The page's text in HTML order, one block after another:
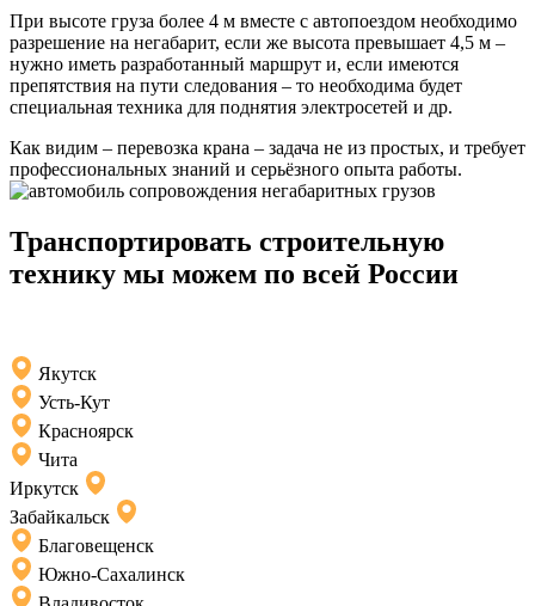
При высоте груза более 4 м вместе с автопоездом необходимо
разрешение на негабарит, если же высота превышает 4,5 м –
нужно иметь разработанный маршрут и, если имеются
препятствия на пути следования – то необходима будет
специальная техника для поднятия электросетей и др.
Как видим – перевозка крана – задача не из простых, и требует
профессиональных знаний и серьёзного опыта работы.
Транспортировать строительную
технику мы можем по всей России
Якутск
Усть-Кут
Красноярск
Чита
Иркутск
Забайкальск
Благовещенск
Южно-Сахалинск